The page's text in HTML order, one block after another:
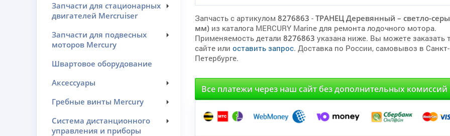
Запчасти для стационарных
двигателей Mercruiser
Запчасти для подвесных
моторов Mercury
Швартовое оборудование
Аксессуары
Гребные винты Mercury
Система дистанционного
управления и приборы
Запчасть с артикулом 8276863 - ТРАНЕЦ Деревянный – светло-
мм) из каталога MERCURY Marine для ремонта лодочного мотора.
Применяемость детали 8276863 указана ниже. Вы можете заказать
сайте или оставить запрос. Доставка по России, самовывоз в Санкт-
Петербурге.
Все платежи через наш сайт без дополнительных комиссий